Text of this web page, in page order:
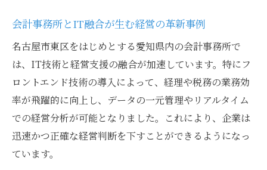
解説
経営支援で重要性増すフロントエンド技術
会計事務所が提案するIT経営サポートの新
形態
名古屋市の会計事務所が注目する最新技術
動向
会計事務所とIT融合が生む経営の革新事例
名古屋市東区をはじめとする愛知県内の会計事務所で
は、IT技術と経営支援の融合が加速しています。特にフ
ロントエンド技術の導入によって、経理や税務の業務効
率が飛躍的に向上し、データの一元管理やリアルタイム
での経営分析が可能となりました。これにより、企業は
迅速かつ正確な経営判断を下すことができるようになっ
ています。